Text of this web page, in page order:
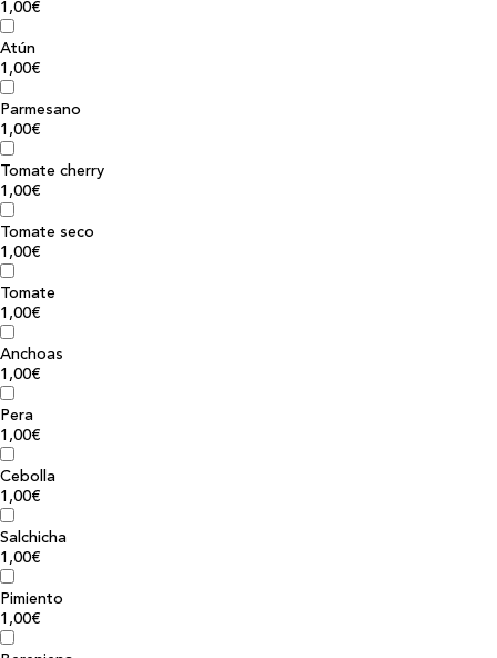
1,00€
Atún
1,00€
Parmesano
1,00€
Tomate cherry
1,00€
Tomate seco
1,00€
Tomate
1,00€
Anchoas
1,00€
Pera
1,00€
Cebolla
1,00€
Salchicha
1,00€
Pimiento
1,00€